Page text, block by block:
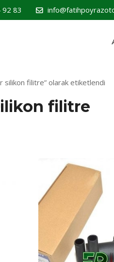
83
silikon filitre” olarak etiketlendi
filitre